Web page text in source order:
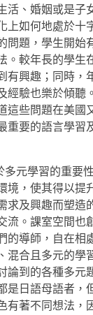
活、婚姻或是子
上如何地處於十
問題，學生開始
。較年長的學生
有興趣；同時，
經驗也樂於傾聽
這些問題在美國
重要的語言學習
元學習的重要
境，使其得以提
求及興趣而塑造
流。課室空間也
的導師，自在相
混合且多元的學
論到的各種多元
是日語母語者，
有著不同想法，